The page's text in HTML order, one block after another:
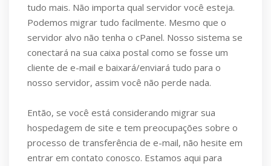
tudo mais. Não importa qual servidor você esteja.
Podemos migrar tudo facilmente. Mesmo que o
servidor alvo não tenha o cPanel. Nosso sistema se
conectará na sua caixa postal como se fosse um
cliente de e-mail e baixará/enviará tudo para o
nosso servidor, assim você não perde nada.
Então, se você está considerando migrar sua
hospedagem de site e tem preocupações sobre o
processo de transferência de e-mail, não hesite em
entrar em contato conosco. Estamos aqui para